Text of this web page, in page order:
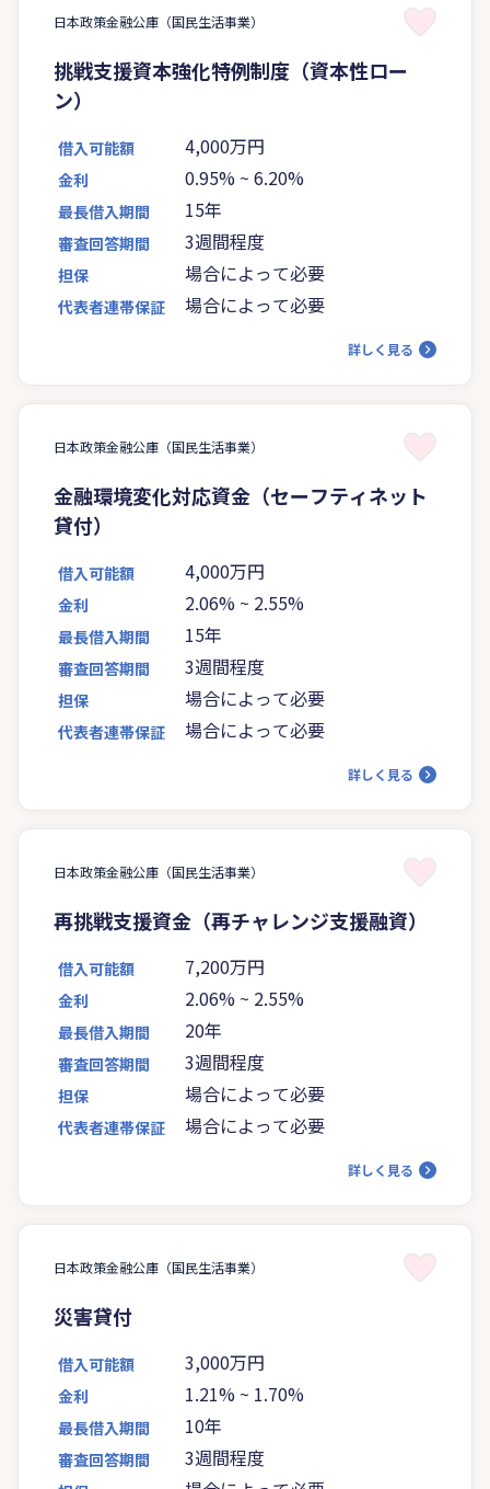
日本政策金融公庫（国民生活事業）
挑戦支援資本強化特例制度（資本性ロー
ン）
借入可能額 4,000万円
金利 0.95% ~ 6.20%
最長借入期間 15年
審査回答期間 3週間程度
担保 場合によって必要
代表者連帯保証 場合によって必要
詳しく見る
日本政策金融公庫（国民生活事業）
金融環境変化対応資金（セーフティネット
貸付）
借入可能額 4,000万円
金利 2.06% ~ 2.55%
最長借入期間 15年
審査回答期間 3週間程度
担保 場合によって必要
代表者連帯保証 場合によって必要
詳しく見る
日本政策金融公庫（国民生活事業）
再挑戦支援資金（再チャレンジ支援融資）
借入可能額 7,200万円
金利 2.06% ~ 2.55%
最長借入期間 20年
審査回答期間 3週間程度
担保 場合によって必要
代表者連帯保証 場合によって必要
詳しく見る
日本政策金融公庫（国民生活事業）
災害貸付
借入可能額 3,000万円
金利 1.21% ~ 1.70%
最長借入期間 10年
審査回答期間 3週間程度